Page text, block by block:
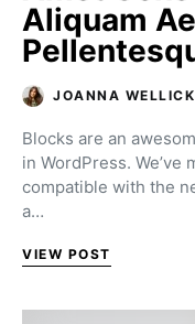
Aliquam
JOANNA WELLICK
Blocks are an
in WordPress.
compatible with the
a…
VIEW POST